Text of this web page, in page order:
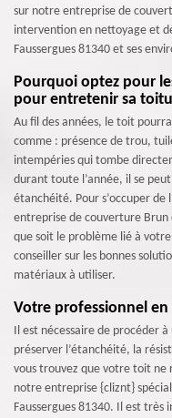
sur notre entreprise de
intervention en nettoyage et
Faussergues 81340 et ses
Pourquoi optez pour
pour entretenir sa
Au fil des années, le toit
comme : présence de trou,
intempéries qui tombe
durant toute l’année, il se
étanchéité. Pour s’occuper
entreprise de couverture Brun
que soit le problème lié à
conseiller sur les bonnes
matériaux à utiliser.
Votre professionnel
Il est nécessaire de
préserver l’étanchéité, la
vous trouvez que votre toit ne
notre entreprise {cliznt}
Faussergues 81340. Il est